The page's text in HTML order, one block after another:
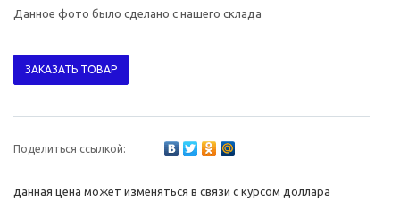
Данное фото было сделано с нашего склада
ЗАКАЗАТЬ ТОВАР
Поделиться ссылкой:
данная цена может изменяться в связи с курсом доллара